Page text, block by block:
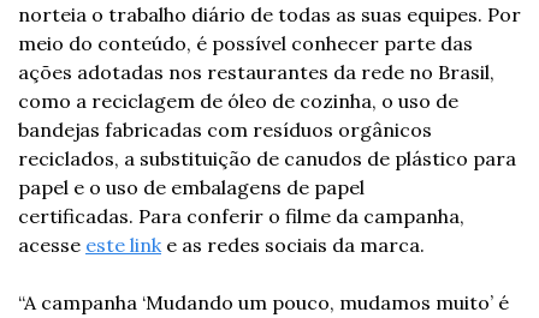
norteia o trabalho diário de todas as suas equipes. Por
meio do conteúdo, é possível conhecer parte das
ações adotadas nos restaurantes da rede no Brasil,
como a reciclagem de óleo de cozinha, o uso de
bandejas fabricadas com resíduos orgânicos
reciclados, a substituição de canudos de plástico para
papel e o uso de embalagens de papel
certificadas. Para conferir o filme da campanha,
acesse este link e as redes sociais da marca.
“A campanha ‘Mudando um pouco, mudamos muito’ é